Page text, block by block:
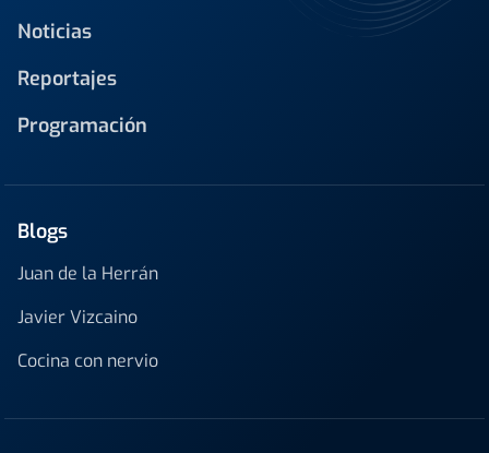
Noticias
Reportajes
Programación
Blogs
Juan de la Herrán
Javier Vizcaino
Cocina con nervio